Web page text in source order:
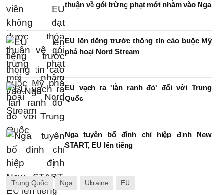
thuận về gói trừng phạt mới nhằm vào Nga
EU lên tiếng trước thông tin cáo buộc Mỹ
phá hoại Nord Stream
EU vạch ra 'lằn ranh đỏ' đối với Trung
Quốc
Nga tuyên bố đình chỉ hiệp định New
START, EU lên tiếng
Trung Quốc Nga Ukraine EU